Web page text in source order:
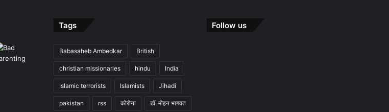
Tags
Babasaheb Ambedkar British
christian missionaries hindu India
Islamic terrorists Islamists Jihadi
pakistan rss कोरोना डॉ. मोहन भागवत
Follow us